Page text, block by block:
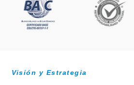
Visión y Estrategia